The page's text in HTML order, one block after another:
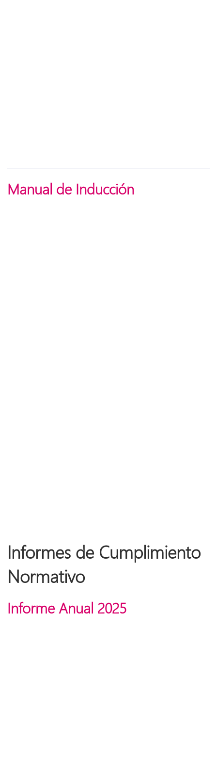
Manual de Inducción
Informes de Cumplimiento
Normativo
Informe Anual 2025